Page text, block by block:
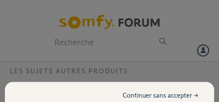
Volet
LES SUJETS AUTRES PRODUITS
Continuer sans accepter →